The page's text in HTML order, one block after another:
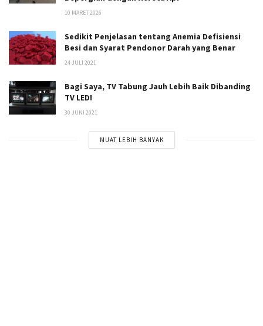
10 MARET 2026
Sedikit Penjelasan tentang Anemia Defisiensi
Besi dan Syarat Pendonor Darah yang Benar
24 JULI 2021
Bagi Saya, TV Tabung Jauh Lebih Baik Dibanding
TV LED!
30 JUNI 2021
MUAT LEBIH BANYAK